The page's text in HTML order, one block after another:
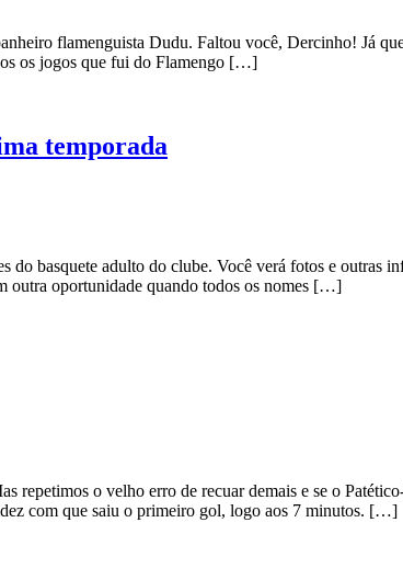
flamenguista Dudu. Faltou você, Dercinho! Já
os jogos que fui do Flamengo […]
temporada
basquete adulto do clube. Você verá fotos e outras
outra oportunidade quando todos os nomes […]
repetimos o velho erro de recuar demais e se o
com que saiu o primeiro gol, logo aos 7 minutos. […]